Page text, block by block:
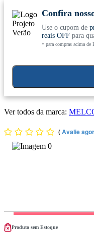
Conheça nosso site novo!
Confira
Use o cupom de
reais OFFpara
* para compras acima de
Odorfin (Vitamina B1,
Ver todos da marca:
(Avalie
Produto sem Estoque